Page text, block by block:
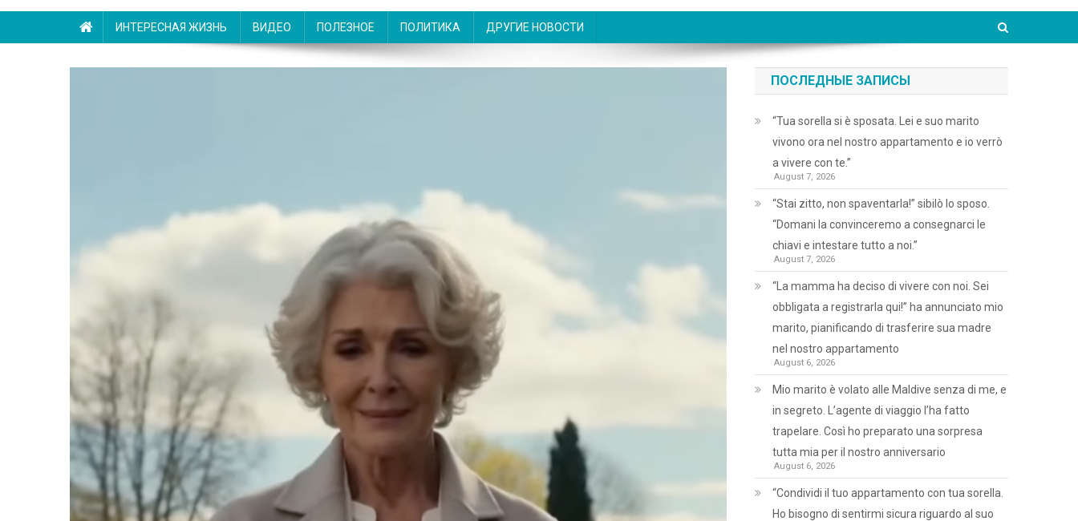
ИНТЕРЕСНАЯ ЖИЗНЬ ВИДЕО ПОЛЕЗНОЕ ПОЛИТИКА ДРУГИЕ НОВОСТИ
ПОСЛЕДНЫЕ ЗАПИСЫ
“Tua sorella si è sposata. Lei e suo marito
vivono ora nel nostro appartamento e io verrò
a vivere con te.”
August 7, 2026
“Stai zitto, non spaventarla!” sibilò lo sposo.
“Domani la convinceremo a consegnarci le
chiavi e intestare tutto a noi.”
August 7, 2026
“La mamma ha deciso di vivere con noi. Sei
obbligata a registrarla qui!” ha annunciato mio
marito, pianificando di trasferire sua madre
nel nostro appartamento
August 6, 2026
Mio marito è volato alle Maldive senza di me, e
in segreto. L’agente di viaggio l’ha fatto
trapelare. Così ho preparato una sorpresa
tutta mia per il nostro anniversario
August 6, 2026
“Condividi il tuo appartamento con tua sorella.
Ho bisogno di sentirmi sicura riguardo al suo